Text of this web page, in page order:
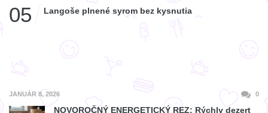
05 Langoše plnené syrom bez kysnutia
JANUÁR 8, 2026 0
NOVOROČNÝ ENERGETICKÝ REZ: Rýchly dezert